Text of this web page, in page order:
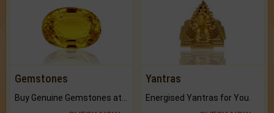
Gemstones Yantras
Energised Yantras for You.